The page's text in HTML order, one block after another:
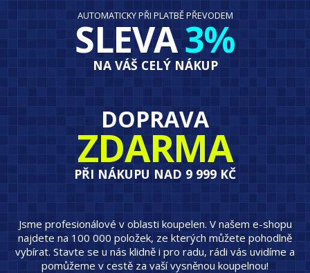
AUTOMATICKY PŘI PLATBĚ PŘEVODEM
SLEVA3%
NA VÁŠ CELÝ NÁKUP
DOPRAVA
ZDARMA
PŘI NÁKUPU NAD 9 999 KČ
Jsme profesionálové v oblasti koupelen. V našem e-shopu
najdete na 100 000 položek, ze kterých můžete pohodlně
vybírat. Stavte se u nás klidně i pro radu, rádi vás uvidíme a
pomůžeme v cestě za vaší vysněnou koupelnou!